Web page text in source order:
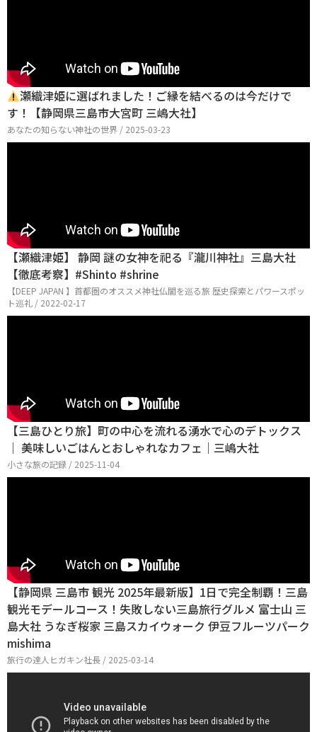
瀬織津姫に選ばれました！ご縁を結べるのは今だけで
す！【静岡県三島市大宮町 三嶋大社】
あなたの知らない神社の世界 / 2025-03-23
【瀬織津姫】 静岡 謎の女神を祀る『瀧川神社』三島大社
【徹底考察】#Shinto #shrine
【DEEP JAPAN 】首都圏のオススメ神社仏閣を巡る旅 歴史探索とパワースポッ
ト巡礼 / 2022-02-17
【三島ひとり旅】町の中心を流れる湧水で心のデトックス
｜ 美味しいごはんとおしゃれなカフェ｜三嶋大社
小さな旅の記録 / 2025-11-04
【静岡県 三島市 観光 2025年最新版】1日で完全制覇！三島
観光モデールコース！失敗しない三島旅行グルメ 富士山 三
島大社 うなぎ桜家 三島スカイウォーク 伊豆フルーツパーク
mishima
旅行の達人ヒガキン社長 / 2025-03-14